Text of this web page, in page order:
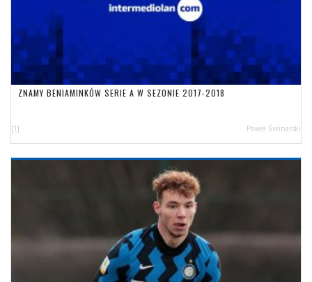
ZNAMY BENIAMINKÓW SERIE A W SEZONIE 2017-2018
[1] Paweł Świnarski